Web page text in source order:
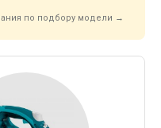
по подбору модели →